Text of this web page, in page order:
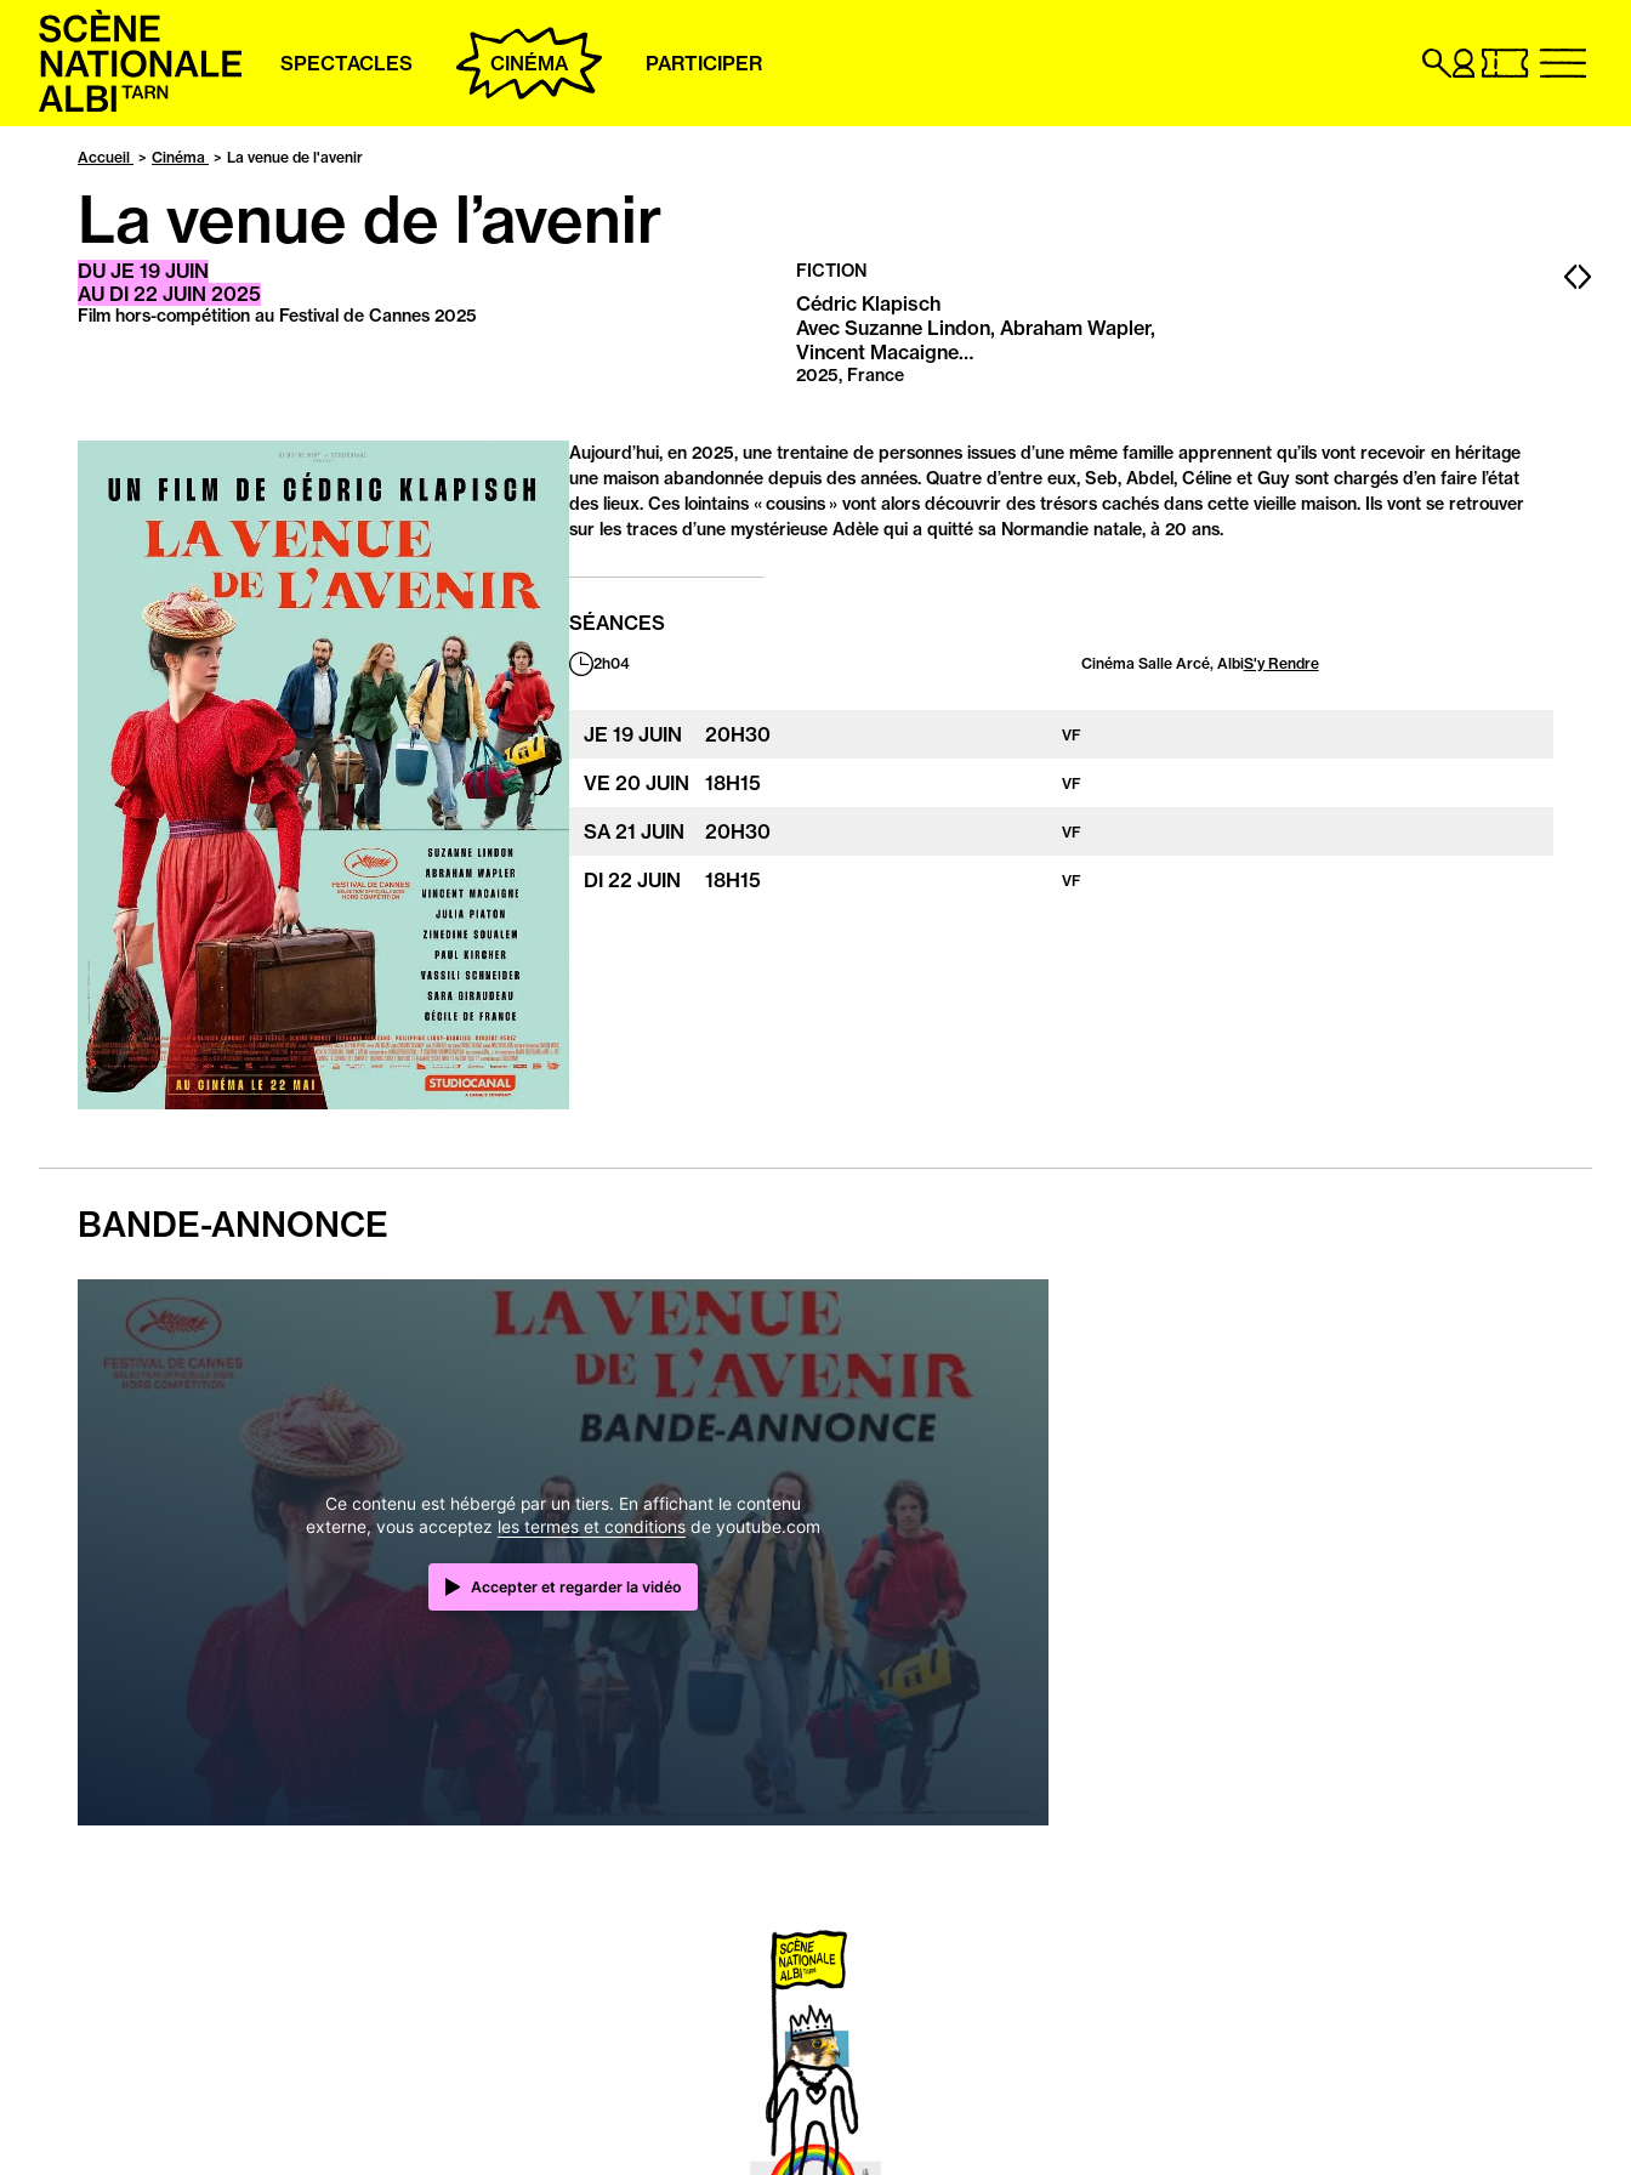
Accueil
SPECTACLES CINÉMA PARTICIPER Recherche
Compte
Billetteriemenu
Accueil Cinéma La venue de l'avenir
La venue de l’avenir
DU JE 19 JUIN
AU DI 22 JUIN 2025
Film hors-compétition au Festival de Cannes 2025
FICTION
Cédric Klapisch
Avec Suzanne Lindon, Abraham Wapler,
Vincent Macaigne…
2025, France
PRÉSENTATION
Aujourd’hui, en 2025, une trentaine de personnes issues d’une même famille apprennent qu’ils vont recevoir en héritage
une maison abandonnée depuis des années. Quatre d’entre eux, Seb, Abdel, Céline et Guy sont chargés d’en faire l’état
des lieux. Ces lointains « cousins » vont alors découvrir des trésors cachés dans cette vieille maison. Ils vont se retrouver
sur les traces d’une mystérieuse Adèle qui a quitté sa Normandie natale, à 20 ans.
SÉANCES
Durée2h04 Cinéma Salle Arcé, AlbiS'y Rendre
JE 19 JUIN 20H30 VF
VE 20 JUIN 18H15 VF
SA 21 JUIN 20H30 VF
DI 22 JUIN 18H15 VF
BANDE-ANNONCE
Ce contenu est hébergé par un tiers. En affichant le contenu
externe, vous acceptez les termes et conditionsde youtube.com
Accepter et regarder la vidéo